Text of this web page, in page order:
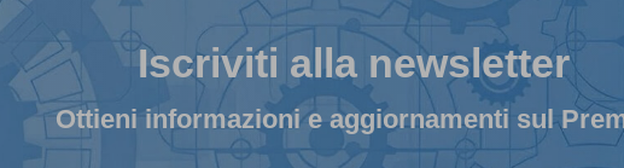
Iscriviti alla newsletter
Ottieni informazioni e aggiornamenti sul